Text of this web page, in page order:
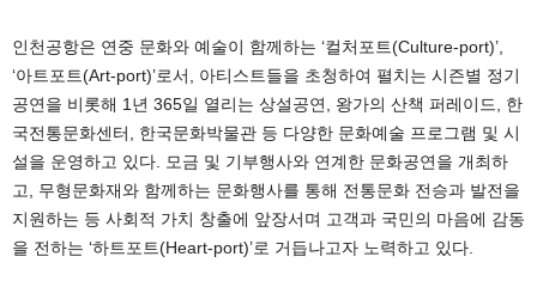
인천공항은 연중 문화와 예술이 함께하는 ‘컬처포트(Culture-port)’,
‘아트포트(Art-port)’로서, 아티스트들을 초청하여 펼치는 시즌별 정기
공연을 비롯해 1년 365일 열리는 상설공연, 왕가의 산책 퍼레이드, 한
국전통문화센터, 한국문화박물관 등 다양한 문화예술 프로그램 및 시
설을 운영하고 있다. 모금 및 기부행사와 연계한 문화공연을 개최하
고, 무형문화재와 함께하는 문화행사를 통해 전통문화 전승과 발전을
지원하는 등 사회적 가치 창출에 앞장서며 고객과 국민의 마음에 감동
을 전하는 ‘하트포트(Heart-port)’로 거듭나고자 노력하고 있다.